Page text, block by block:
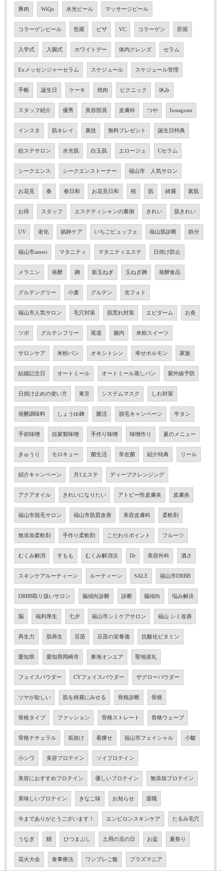
豚肉 WiQo 水光ピール マッサージピール
コラーゲンピール 世羅 ピザ VC コラーゲン 肝斑
入学式 入園式 ホワイトデー 体内クレンズ セラム
Exメッセンジャーセラム スケジュール スケジュール管理
手帳 誕生日 ケーキ 焼肉 ピクニック 休み
スタッフ紹介 優秀 美容部員 皮膚科 つや Instagram
インスタ 肌キレイ 裏技 無料プレゼント 誕生日特典
絵ステサロン 水光肌 白玉肌 エロージュ Cセラム
シークエンス シークエンストーナー 福山市 人気サロン
お花見 春 春日和 お花見日和 桜 肌 綺麗 素肌
お得 スタッフ エステティシャンの裏側 きれい 肌きれい
UV 老化 鎮静ケア いちごビュッフェ 福山肌診断 鉄分
福山市ameri マタニティ マタニティエステ 日焼け防止
メラニン 発酵 麹 新玉ねぎ 玉ねぎ麹 発酵食品
グルテングリー 小麦 グルテン 光フォト
福山市人気サロン 毛穴対策 肌荒れ対策 エピダーム お灸
ツボ グルテンフリー 尾道 腸内 米粉スイーツ
サロンケア 米粉パン オキシトシン 幸せホルモン 家族
結婚記念日 オートミール オートミール蒸しパン 紫外線予防
日焼け止めの使い方 東京 システムマスク しわ対策
発酵調味料 しょうゆ麹 菌活 脱毛キャンペーン 牛タン
手前味噌 自家製味噌 手作り味噌 味噌作り 夏のメニュー
きゅうり モロキュー 菌生活 常在菌 紹介特典 リール
紹介キャンペーン 月1エステ ディープクレンジング
アクアオイル きれいになりたい アトピー性皮膚炎 皮膚炎
福山市脱毛サロン 福山市肌質改善 美容皮膚科 柔軟剤
無添加柔軟剤 手作り柔軟剤 こだわりポイント フルーツ
むくみ解消 すもも むくみ解消法 Dr 美容外科 酒さ
スキンケアルーティーン ルーティーン SALE 福山市DRBB
DRBB取り扱いサロン 脳傾向診断 診断 脳傾向 悩み解決
脳 福利厚生 七夕 福山市シミケアサロン 福山 シミ改善
再生力 肌再生 豆苗 豆苗の栄養価 抗酸化ビタミン
愛知県 愛知県岡崎市 東海オンエア 聖地巡礼
フェイスパウダー CYフェイスパウダー ザグローパウダー
ツヤが欲しい 肌を綺麗にみせる 骨格診断 骨格
骨格タイプ ファッション 骨格ストレート 骨格ウェーブ
骨格ナチュラル 垢抜け 着痩せ 福山市フェイシャル 小皺
小シワ 美容プロテイン ソイプロテイン
美容におすすめプロテイン 優しいプロテイン 無添加プロテイン
美味しいプロテイン きなこ味 お知らせ 退職
今までありがとうございます！ エンビロンスキンケア たるみ毛穴
うなぎ 鰻 ひつまぶし 土用の丑の日 お盆 夏祭り
花火大会 食事療法 ワンプレご飯 プラズマニア